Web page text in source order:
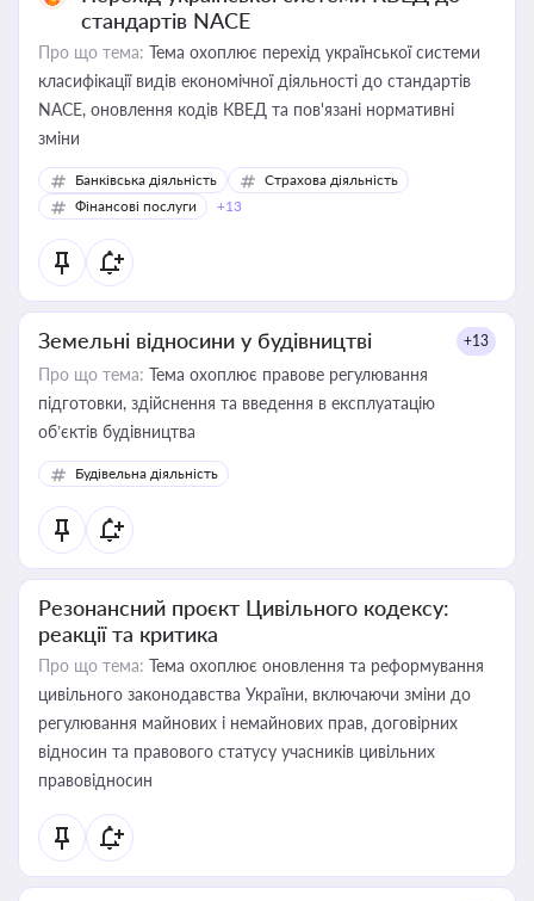
стандартів NACE
Про що тема: Тема охоплює перехід української системи
класифікації видів економічної діяльності до стандартів
NACE, оновлення кодів КВЕД та пов'язані нормативні
зміни
Банківська діяльність
Страхова діяльність
Фінансові послуги
+13
Земельні відносини у будівництві +13
Про що тема: Тема охоплює правове регулювання
підготовки, здійснення та введення в експлуатацію
об’єктів будівництва
Будівельна діяльність
Резонансний проєкт Цивільного кодексу:
реакції та критика
Про що тема: Тема охоплює оновлення та реформування
цивільного законодавства України, включаючи зміни до
регулювання майнових і немайнових прав, договірних
відносин та правового статусу учасників цивільних
правовідносин